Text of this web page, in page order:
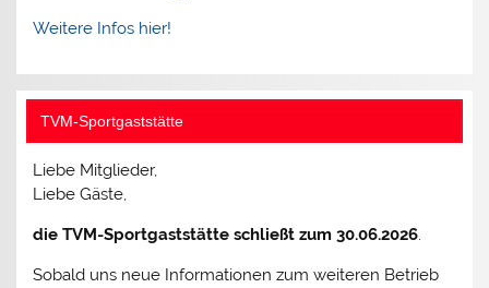
Weitere Infos hier!
TVM-Sportgaststätte
Liebe Mitglieder,
Liebe Gäste,
die TVM-Sportgaststätte schließt zum 30.06.2026.
Sobald uns neue Informationen zum weiteren Betrieb